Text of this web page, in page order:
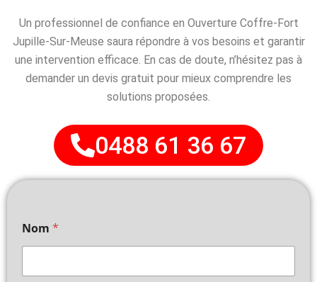
Un professionnel de confiance en Ouverture Coffre-Fort
Jupille-Sur-Meuse saura répondre à vos besoins et garantir
une intervention efficace. En cas de doute, n’hésitez pas à
demander un devis gratuit pour mieux comprendre les
solutions proposées.
0488 61 36 67
Nom *